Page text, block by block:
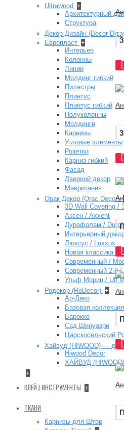
Ultrawood +
Архитектурный
Структура
Декор Дизайн (Decor
Европласт +
Интерьер
Колонны
Линии
Молдинг гибкий
Пилястры
Плинтус
Плинтус гибкий
Полуколонны
Молдинги
Карнизы
Угловые элементы
Розетки
Карниз гибкий
Фасад
Дверной декор
Мавритания
Орак Декор (Orac Decor)
3D Wall Covering /
Аксен / Axxent
Дурофолам /
Интерьерный
Люксус / Luxxus
Новая классика /
Современный /
Современный 2.0 /
Ульф Мориц / Ulf
Родекор (RoDecor) +
Ар-Деко
Базовая коллекция
Барокко
Сад Шинуазри
Царскосельский
Хайвуд (HIWOOD) —
Hiwood Decor
ХАЙВУД
+
КЛЕЙ | ИНСТРУМЕНТЫ +
ТКАНИ
Карнизы для Штор